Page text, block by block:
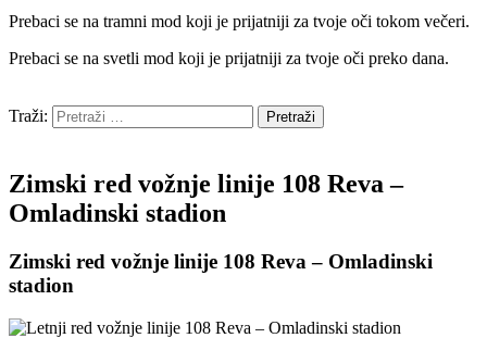
Prebaci se na tramni mod koji je prijatniji za tvoje oči tokom večeri.
Prebaci se na svetli mod koji je prijatniji za tvoje oči preko dana.
Traži:
Pretraži
Zimski red vožnje linije 108 Reva –
Omladinski stadion
Zimski red vožnje linije 108 Reva – Omladinski
stadion